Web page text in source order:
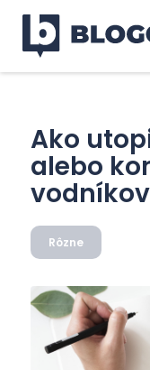
Ako
alebo
Rôzne